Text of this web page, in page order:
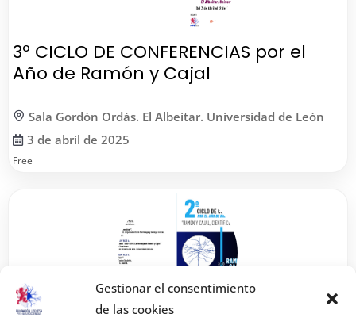
Gestionar el consentimiento
de las cookies
3º CICLO DE CONFERENCIAS por el
Año de Ramón y Cajal
Sala Gordón Ordás. El Albeitar. Universidad de León
3 de abril de 2025
Free